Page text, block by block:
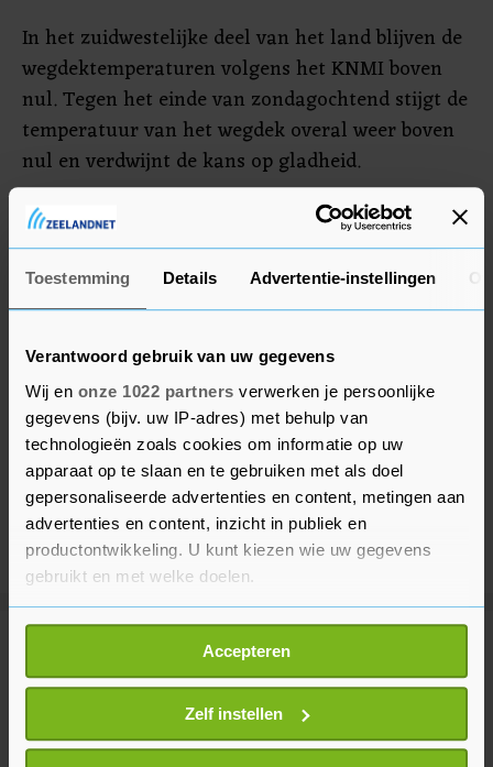
Toestemming Details Advertentie-instellingen
Verantwoord gebruik van uw gegevens
Wij en onze 1022 partners verwerken je persoonlijke
gegevens (bijv. uw IP-adres) met behulp van
technologieën zoals cookies om informatie op uw
apparaat op te slaan en te gebruiken met als doel
gepersonaliseerde advertenties en content, metingen aan
advertenties en content, inzicht in publiek en
productontwikkeling. U kunt kiezen wie uw gegevens
gebruikt en met welke doelen.
Als u het toestaat, willen we ook graag:
Informatie verzamelen over uw geografische
locatie, die tot een paar meter nauwkeurig kan zijn
Uw apparaat identificeren door het actief te
scannen op specifieke eigenschappen (fingerprinting)
Accepteren
Zelf instellen
In het zuidwestelijke deel van het land blijven de
wegdektemperaturen volgens het KNMI boven
nul. Tegen het einde van zondagochtend stijgt de
temperatuur van het wegdek overal weer boven
nul en verdwijnt de kans op gladheid.
Meer uit Binnenland
Hoge temperaturen op komst,
kans op vijfde regionale hittegolf